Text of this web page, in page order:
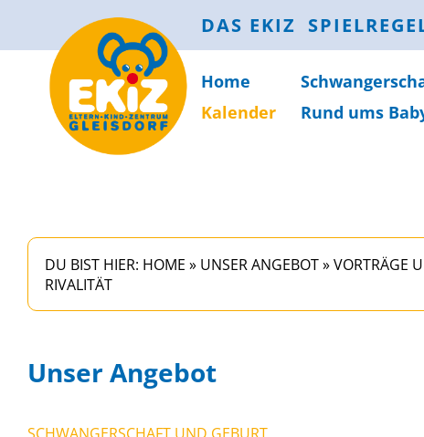
DAS EKIZ
Home
Kalender
Rund ums
DU BIST HIER: HOME » UNSER ANGEBOT»VORTRÄGE
RIVALITÄT
Unser Angebot